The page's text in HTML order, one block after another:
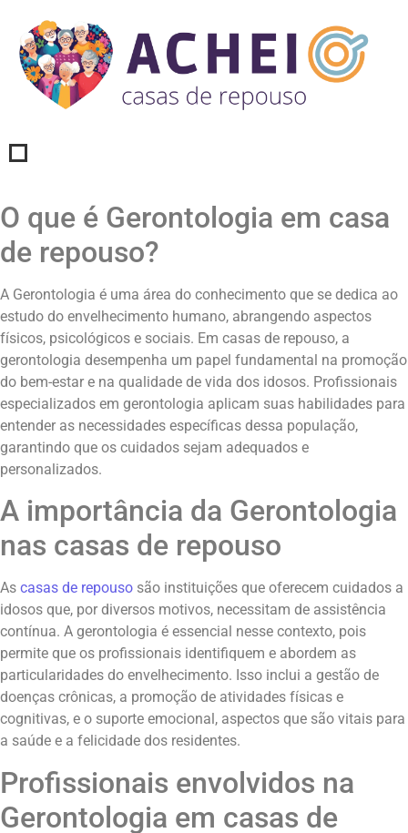
O que é Gerontologia em casa
de repouso?
A Gerontologia é uma área do conhecimento que se dedica ao
estudo do envelhecimento humano, abrangendo aspectos
físicos, psicológicos e sociais. Em casas de repouso, a
gerontologia desempenha um papel fundamental na promoção
do bem-estar e na qualidade de vida dos idosos. Profissionais
especializados em gerontologia aplicam suas habilidades para
entender as necessidades específicas dessa população,
garantindo que os cuidados sejam adequados e
personalizados.
A importância da Gerontologia
nas casas de repouso
As casas de repouso são instituições que oferecem cuidados a
idosos que, por diversos motivos, necessitam de assistência
contínua. A gerontologia é essencial nesse contexto, pois
permite que os profissionais identifiquem e abordem as
particularidades do envelhecimento. Isso inclui a gestão de
doenças crônicas, a promoção de atividades físicas e
cognitivas, e o suporte emocional, aspectos que são vitais para
a saúde e a felicidade dos residentes.
Profissionais envolvidos na
Gerontologia em casas de